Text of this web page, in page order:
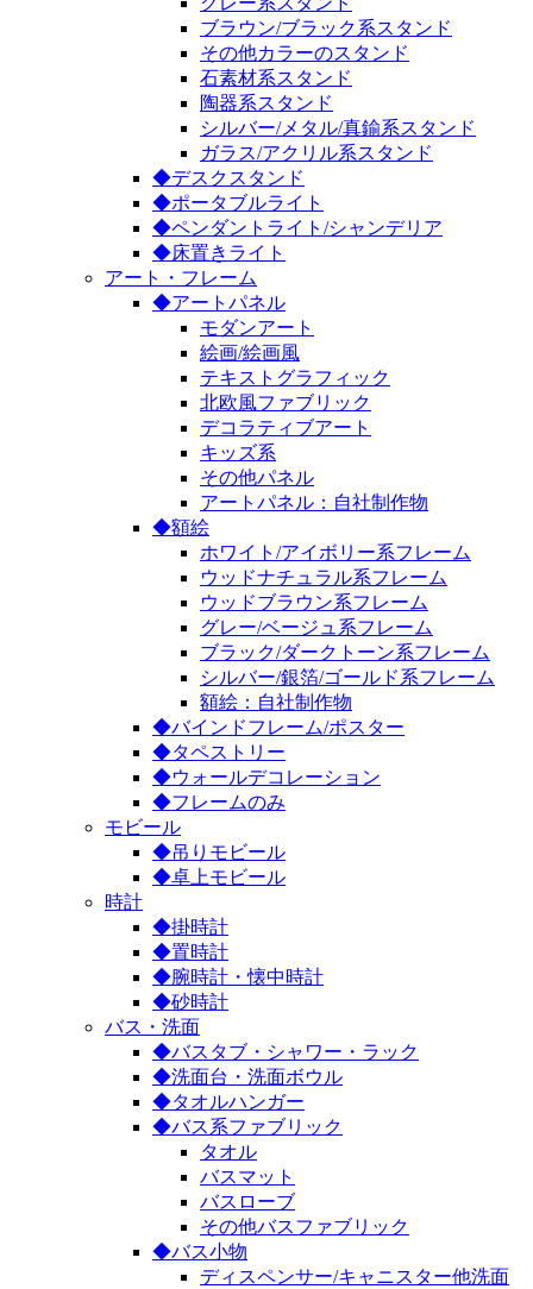
ブラウン/ブラック系スタンド
その他カラーのスタンド
石素材系スタンド
陶器系スタンド
シルバー/メタル/真鍮系スタンド
ガラス/アクリル系スタンド
◆デスクスタンド
◆ポータブルライト
◆ペンダントライト/シャンデリア
◆床置きライト
アート・フレーム
◆アートパネル
モダンアート
絵画/絵画風
テキストグラフィック
北欧風ファブリック
デコラティブアート
キッズ系
その他パネル
アートパネル：自社制作物
◆額絵
ホワイト/アイボリー系フレーム
ウッドナチュラル系フレーム
ウッドブラウン系フレーム
グレー/ベージュ系フレーム
ブラック/ダークトーン系フレーム
シルバー/銀箔/ゴールド系フレーム
額絵：自社制作物
◆バインドフレーム/ポスター
◆タペストリー
◆ウォールデコレーション
◆フレームのみ
モビール
◆吊りモビール
◆卓上モビール
時計
◆掛時計
◆置時計
◆腕時計・懐中時計
◆砂時計
バス・洗面
◆バスタブ・シャワー・ラック
◆洗面台・洗面ボウル
◆タオルハンガー
◆バス系ファブリック
タオル
バスマット
バスローブ
その他バスファブリック
◆バス小物
ディスペンサー/キャニスター他洗面